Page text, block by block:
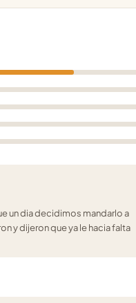
un dia decidimos mandarlo a
y dijeron que ya le hacia falta